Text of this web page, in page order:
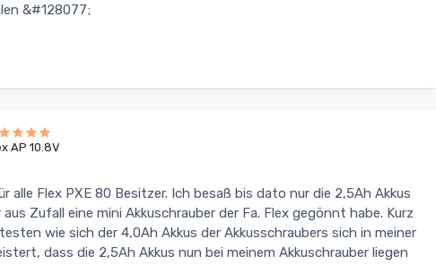
&#128077;
AP 10.8V
alle Flex PXE 80 Besitzer. Ich besaß bis dato nur die 2,5Ah Akkus
Zufall eine mini Akkuschrauber der Fa. Flex gegönnt habe. Kurz
wie sich der 4,0Ah Akkus der Akkusschraubers sich in meiner
dass die 2,5Ah Akkus nun bei meinem Akkuschrauber liegen